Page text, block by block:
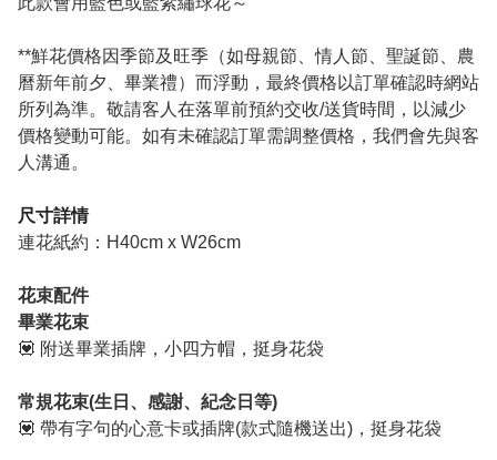
**鮮花價格因季節及旺季（如母親節、情人節、聖誕節、農
曆新年前夕、畢業禮）而浮動，最終價格以訂單確認時網站
所列為準。敬請客人在落單前預約交收/送貨時間，以減少
價格變動可能。如有未確認訂單需調整價格，我們會先與客
人溝通。
尺寸詳情
連花紙約：H40cm x W26cm
花束配件
畢業花束
💟 附送畢業插牌，小四方帽，挺身花袋
常規花束(生日、感謝、紀念日等)
💟 帶有字句的心意卡或插牌(款式隨機送出)，挺身花袋